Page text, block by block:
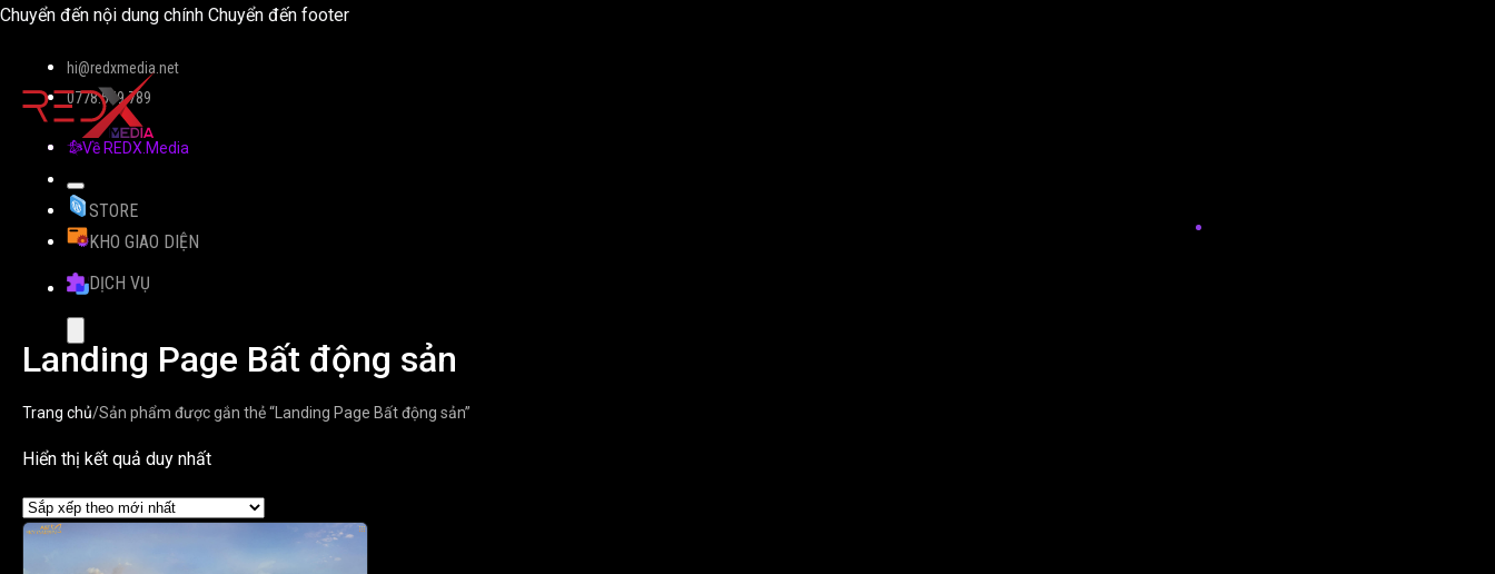
Chuyển đến nội dung chính Chuyển đến footer
hi@redxmedia.net
0778.559.789
Về REDX.Media
STORE
KHO GIAO DIỆN
DỊCH VỤ
Landing Page Bất động sản
Trang chủ/Sản phẩm được gắn thẻ “Landing Page Bất động sản”
Hiển thị kết quả duy nhất